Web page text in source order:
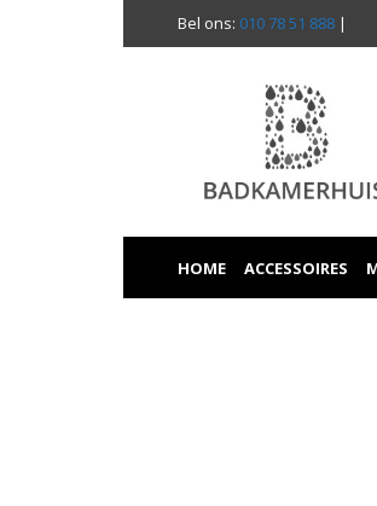
Bel ons: 010 78 51 888 |
HOME ACCESSOIRES